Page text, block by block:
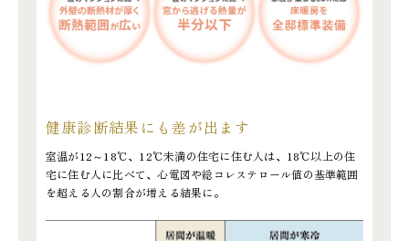
健康診断結果にも差が出ます
室温が12～18℃、12℃未満の住宅に住む人は、18℃以上の住
宅に住む人に比べて、心電図や総コレステロール値の基準範囲
を超える人の割合が増える結果に。